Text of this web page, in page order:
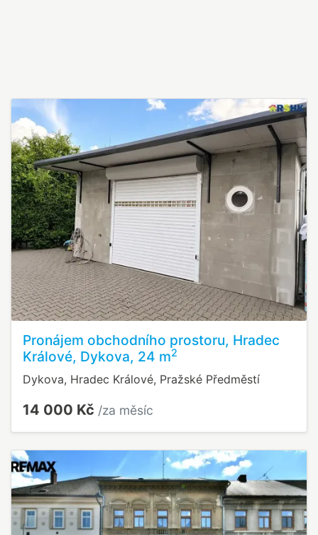
Pronájem obchodního prostoru, Hradec
Králové, Dykova, 24 m2
Dykova, Hradec Králové, Pražské Předměstí
14 000 Kč /za měsíc